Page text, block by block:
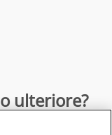
ulteriore?